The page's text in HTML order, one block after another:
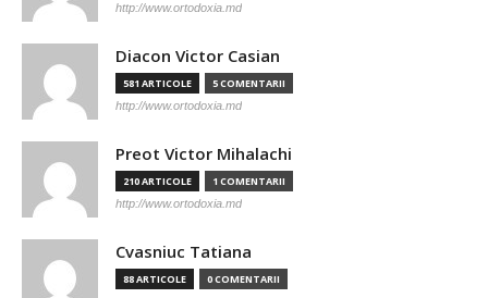
http://www.ortodoxia.md
Diacon Victor Casian
581 ARTICOLE 5 COMENTARII
http://www.ortodoxia.md
Preot Victor Mihalachi
210 ARTICOLE 1 COMENTARII
http://www.ortodoxia.md
Cvasniuc Tatiana
88 ARTICOLE 0 COMENTARII